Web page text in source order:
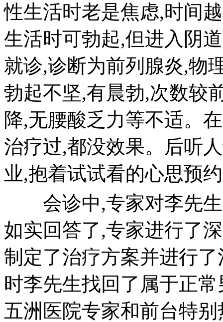
性生活时老是焦虑,时间
生活时可勃起,但进入阴
就诊,诊断为前列腺炎,物
勃起不坚,有晨勃,次数较
降,无腰酸乏力等不适。
治疗过,都没效果。后听
业,抱着试试看的心思预
会诊中,专家对李先生
如实回答了,专家进行了
制定了治疗方案并进行
时李先生找回了属于正
五洲医院专家和前台特